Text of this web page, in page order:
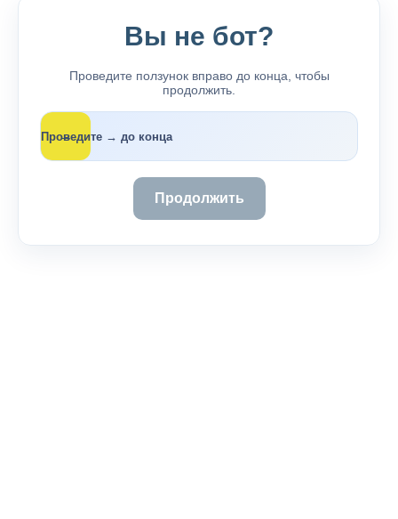
Вы не бот?
Проведите ползунок вправо до конца, чтобы
продолжить.
Проведите → до конца
→
Продолжить